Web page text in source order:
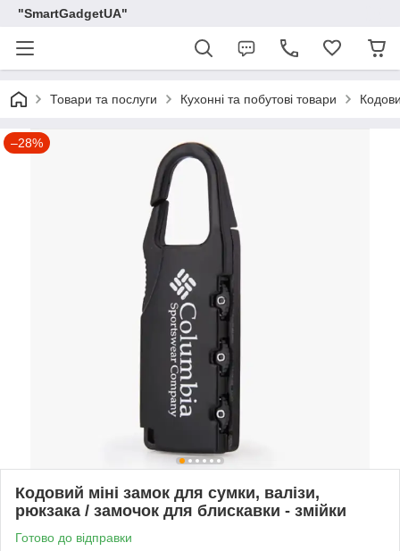
"SmartGadgetUA"
Товари та послуги Кухонні та побутові товари
–28%
Кодовий міні замок для сумки, валізи,
рюкзака / замочок для блискавки - змійки
Готово до відправки